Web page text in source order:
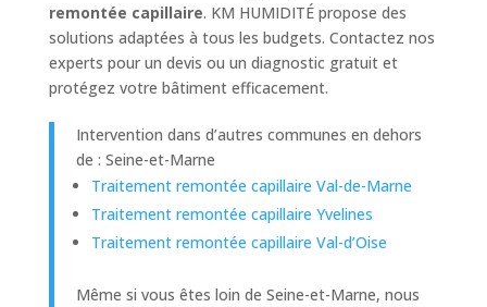
remontée capillaire. KM HUMIDITÉ propose des
solutions adaptées à tous les budgets. Contactez nos
experts pour un devis ou un diagnostic gratuit et
protégez votre bâtiment efficacement.
Intervention dans d’autres communes en dehors
de : Seine-et-Marne
Traitement remontée capillaire Val-de-Marne
Traitement remontée capillaire Yvelines
Traitement remontée capillaire Val-d’Oise
Même si vous êtes loin de Seine-et-Marne, nous